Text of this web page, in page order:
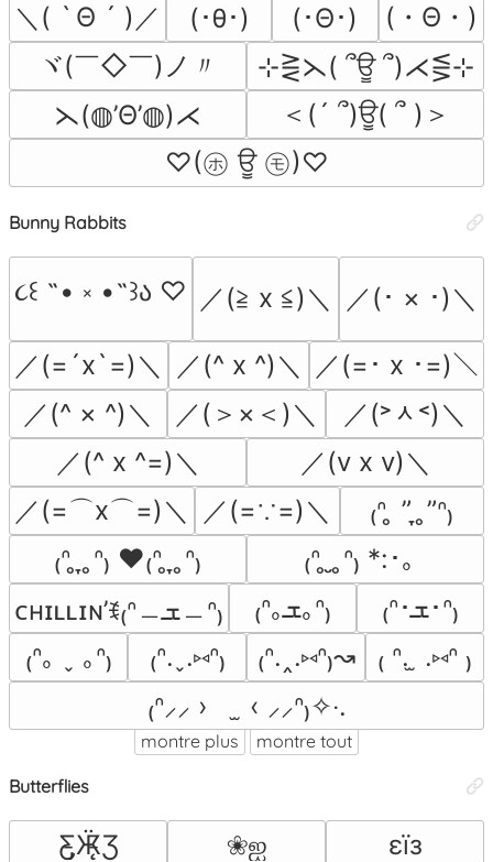
＼( ˋ Θ ´ )／
(･θ･) (･Θ･)
(・Θ・)
ヾ(￣◇￣)ノ〃
⊹⋛⋋( ՞ਊ ՞)⋌⋚⊹
⋋(◍’Θ’◍)⋌
＜(´ ՞)ਊ( ՞ )＞
♡(㋭ ਊ ㋲)♡
Bunny Rabbits
૮꒰ ˶• ༝ •˶꒱ა ♡ ／(≧ x ≦)＼ ／(･ × ･)＼
／(=´x`=)＼ ／(^ x ^)＼
／(=･ x ･=)＼
／(^ × ^)＼
／(＞×＜)＼
／(˃ᆺ˂)＼
／(^ x ^=)＼
／(v x v)＼
／(=⌒x⌒=)＼
／(=∵=)＼
₍ᐢ ̥ ” ̞ ̥”ᐢ₎
₍ᐢ ̥ ̞ ̥ᐢ₎ ♥₍ᐢ ̥ ̞ ̥ᐢ₎
₍ᐢ ̥ ̮ ̥ᐢ₎ *:･。
ᴄʜɪʟʟɪɴ’ꉂ₍ᐢ﹘ܫ﹘ᐢ₎
₍ᐢ｡ܫ｡ᐢ₎
₍ᐢ･ܫ･ᐢ₎
₍ᐢ｡ ˬ ｡ᐢ₎
₍ᐢ.ˬ.⑅ᐢ₎ ₍ᐢ.‸.⑅ᐢ₎↝
₍ ᐢ. ̫ .⑅ᐢ ₎
₍ᐢ⸝⸝ ›　 ̫ ‹ ⸝⸝ᐢ₎✧‧.
montre plus montre tout
Butterflies
Ƹ̵̡Ӝ̵̨̄Ʒ ❀ஐ εїз